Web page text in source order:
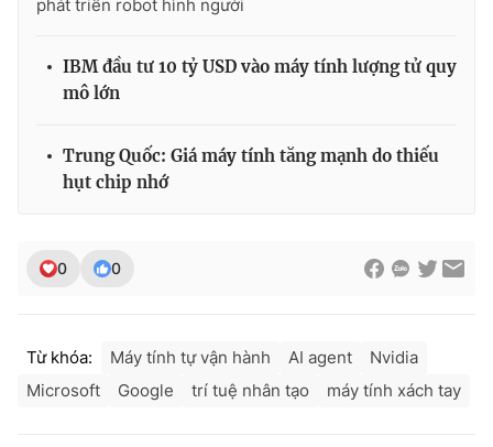
phát triển robot hình người
IBM đầu tư 10 tỷ USD vào máy tính lượng tử quy
mô lớn
Trung Quốc: Giá máy tính tăng mạnh do thiếu
hụt chip nhớ
0 0
Từ khóa: Máy tính tự vận hành AI agent
Nvidia
Microsoft
Google trí tuệ nhân tạo máy tính xách tay